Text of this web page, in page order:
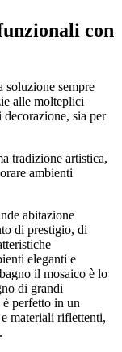
con
soluzione sempre
alle molteplici
sia per
tradizione artistica,
ambienti
abitazione
di prestigio, di
eleganti e
il mosaico è lo
di grandi
perfetto in un
materiali riflettenti,